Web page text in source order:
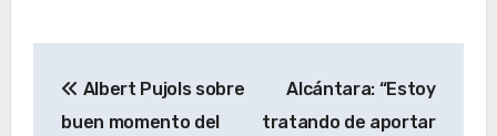
de
Albert Pujols sobre
buen momento del
Alcántara: “Estoy
tratando de aportar